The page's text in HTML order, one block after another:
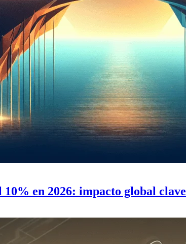
10% en 2026: impacto global clave